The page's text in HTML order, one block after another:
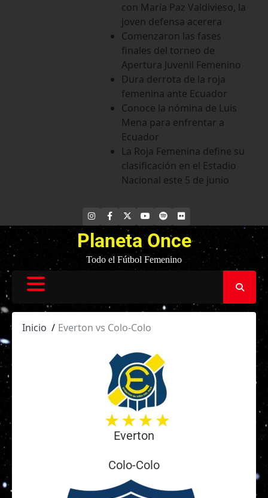
con María Paz Valdivieso, la
joven defensa acerera
Comenzaron las fases
finales del torneo de
Apertura Juvenil Femenino
Dura derrota de la roja
femenina ante Ecuador
Conoce la nómina de Luis
Mena para enfrentar a
Ecuador
La Roja Femenina define su
clasificación en el Estadio
Nacional este 5 de junio
INSTAGRAM
FACEBOOK YOUTUBE
SPOTIFYFLICKR
Planeta Once
Todo el Fútbol Femenino
Inicio Everton vs Colo-Colo
Everton
Colo-Colo